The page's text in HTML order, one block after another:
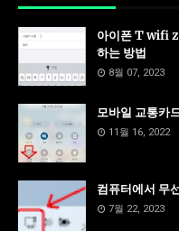
아이폰 T wifi
하는 방법
8월 07, 2023
모바일 교통카
11월 16, 2022
컴퓨터에서 무
7월 22, 2023